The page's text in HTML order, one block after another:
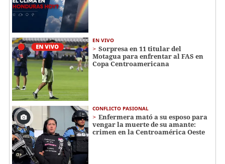
EN VIVO
Sorpresa en 11 titular del
Motagua para enfrentar al FAS en
Copa Centroamericana
CONFLICTO PASIONAL
Enfermera mató a su esposo para
vengar la muerte de su amante:
crimen en la Centroamérica Oeste